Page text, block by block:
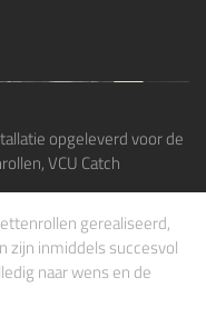
opgeleverd voor de
VCU Catch
gerealiseerd,
zijn inmiddels succesvol
naar wens en de